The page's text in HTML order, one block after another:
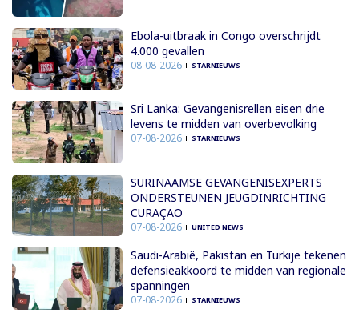
Ebola-uitbraak in Congo overschrijdt
4.000 gevallen
08-08-2026 STARNIEUWS
Sri Lanka: Gevangenisrellen eisen drie
levens te midden van overbevolking
07-08-2026 STARNIEUWS
SURINAAMSE GEVANGENISEXPERTS
ONDERSTEUNEN JEUGDINRICHTING
CURAÇAO
07-08-2026 UNITED NEWS
Saudi-Arabië, Pakistan en Turkije tekenen
defensieakkoord te midden van regionale
spanningen
07-08-2026 STARNIEUWS